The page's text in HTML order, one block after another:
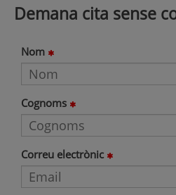
Demana cita sense
Nom
Cognoms
Correu electrònic